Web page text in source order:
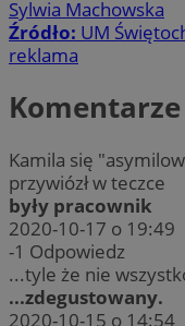
Sylwia Machowska
Źródło: UM
reklama
Komentarze
Kamila się
przywiózł w teczce
były pracownik
2020-10-17 o 19:49
-1 Odpowiedz
...tyle że nie
...zdegustowany.
2020-10-15 o 14:54